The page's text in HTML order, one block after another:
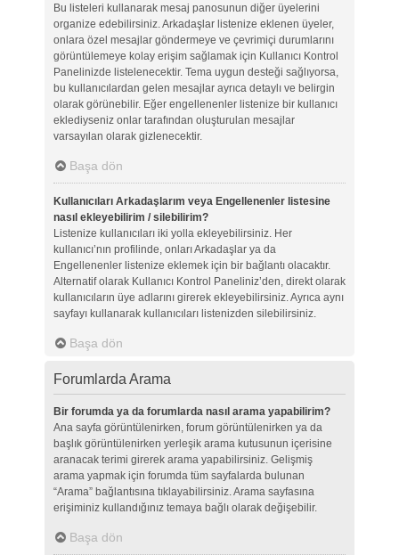
Bu listeleri kullanarak mesaj panosunun diğer üyelerini
organize edebilirsiniz. Arkadaşlar listenize eklenen üyeler,
onlara özel mesajlar göndermeye ve çevrimiçi durumlarını
görüntülemeye kolay erişim sağlamak için Kullanıcı Kontrol
Panelinizde listelenecektir. Tema uygun desteği sağlıyorsa,
bu kullanıcılardan gelen mesajlar ayrıca detaylı ve belirgin
olarak görünebilir. Eğer engellenenler listenize bir kullanıcı
eklediyseniz onlar tarafından oluşturulan mesajlar
varsayılan olarak gizlenecektir.
Başa dön
Kullanıcıları Arkadaşlarım veya Engellenenler listesine
nasıl ekleyebilirim / silebilirim?
Listenize kullanıcıları iki yolla ekleyebilirsiniz. Her
kullanıcı’nın profilinde, onları Arkadaşlar ya da
Engellenenler listenize eklemek için bir bağlantı olacaktır.
Alternatif olarak Kullanıcı Kontrol Paneliniz’den, direkt olarak
kullanıcıların üye adlarını girerek ekleyebilirsiniz. Ayrıca aynı
sayfayı kullanarak kullanıcıları listenizden silebilirsiniz.
Başa dön
Forumlarda Arama
Bir forumda ya da forumlarda nasıl arama yapabilirim?
Ana sayfa görüntülenirken, forum görüntülenirken ya da
başlık görüntülenirken yerleşik arama kutusunun içerisine
aranacak terimi girerek arama yapabilirsiniz. Gelişmiş
arama yapmak için forumda tüm sayfalarda bulunan
“Arama” bağlantısına tıklayabilirsiniz. Arama sayfasına
erişiminiz kullandığınız temaya bağlı olarak değişebilir.
Başa dön